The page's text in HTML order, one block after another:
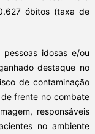
óbitos (taxa de
idosas e/ou
destaque no
de contaminação
frente no combate
responsáveis
no ambiente